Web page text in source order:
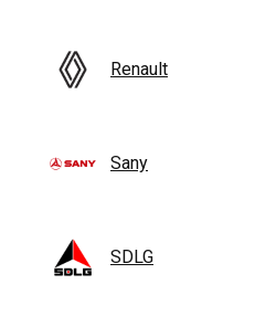
Renault
Sany
SDLG